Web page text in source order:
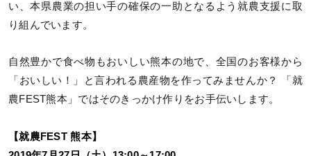
い、本県農業の担い手の確保の一助となるよう就農支援に取
り組んでいます。
自然豊かで食べ物もおいしい熊本の地で、全国のお客様から
「おいしい！」と言われる農産物を作ってみませんか？ 「就
農FEST熊本」ではそのきっかけ作りをお手伝いします。
【就農FEST 熊本】